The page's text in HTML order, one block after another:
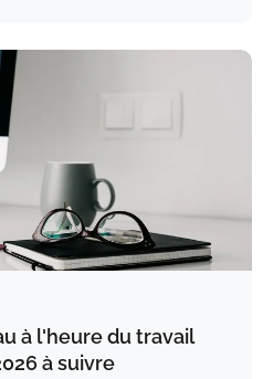
à l'heure du travail
à suivre